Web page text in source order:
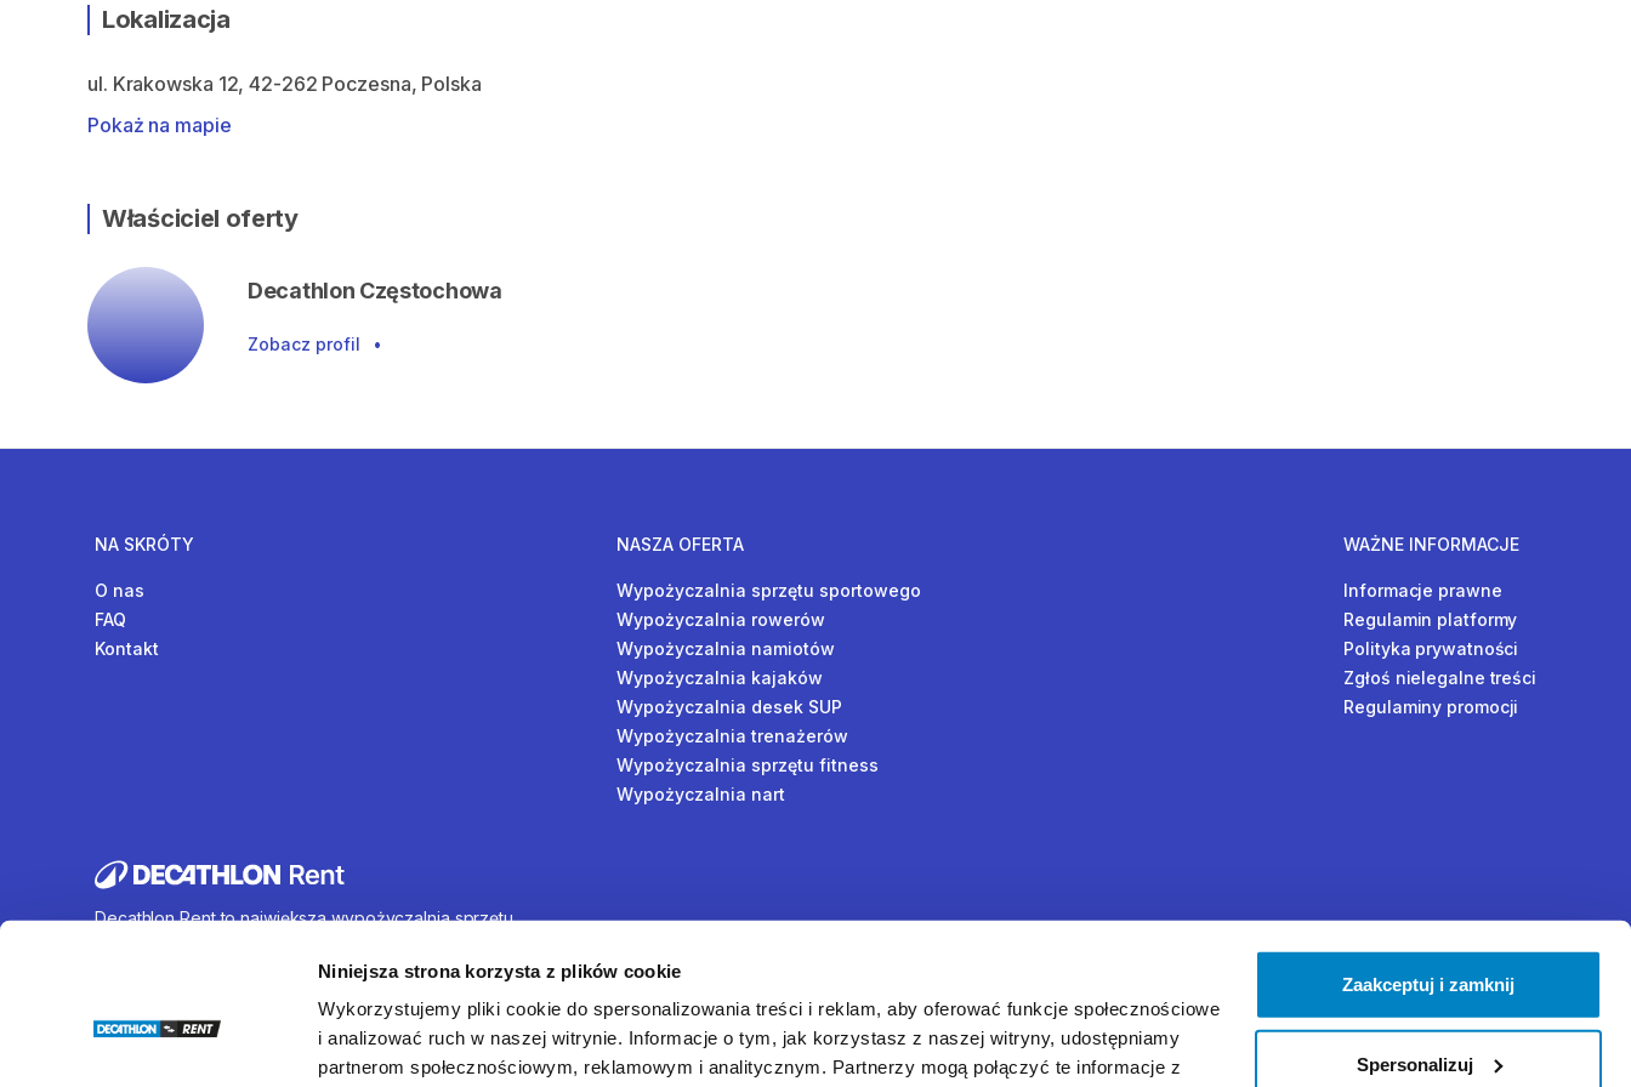
Niniejsza strona korzysta z plików cookie
Wykorzystujemy pliki cookie do spersonalizowania treści i reklam, aby oferować funkcje społecznościowe
i analizować ruch w naszej witrynie. Informacje o tym, jak korzystasz z naszej witryny, udostępniamy
partnerom społecznościowym, reklamowym i analitycznym. Partnerzy mogą połączyć te informacje z
Zaakceptuj i zamknij
Spersonalizuj
Lokalizacja
ul. Krakowska 12, 42-262 Poczesna, Polska
Pokaż na mapie
Właściciel oferty
Decathlon Częstochowa
Zobacz profil •
NA SKRÓTY
O nas
FAQ
Kontakt
NASZA OFERTA
Wypożyczalnia sprzętu sportowego
Wypożyczalnia rowerów
Wypożyczalnia namiotów
Wypożyczalnia kajaków
Wypożyczalnia desek SUP
Wypożyczalnia trenażerów
Wypożyczalnia sprzętu fitness
Wypożyczalnia nart
WAŻNE INFORMACJE
Informacje prawne
Regulamin platformy
Polityka prywatności
Zgłoś nielegalne treści
Regulaminy promocji
Decathlon Rent to największa wypożyczalnia sprzętu
wynajem rowerów, sprzętu turystycznego, sprzętu do